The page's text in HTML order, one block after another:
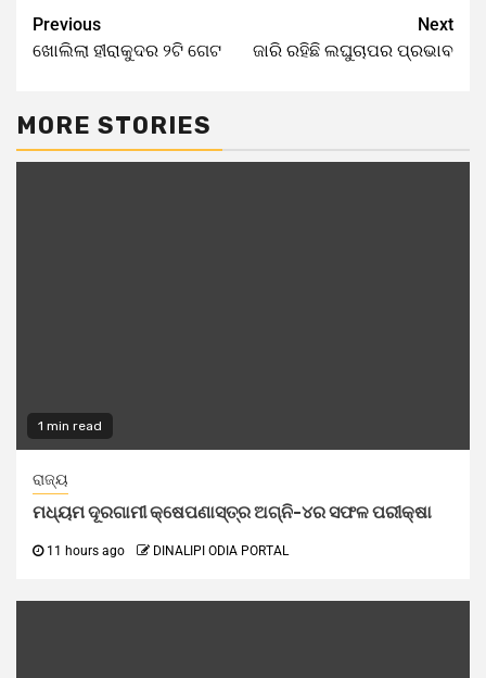
Previous
ଖୋଲିଲା ହୀରାକୁଦର ୨ଟି ଗେଟ
Next
ଜାରି ରହିଛି ଲଘୁଚାପର ପ୍ରଭାବ
MORE STORIES
1 min read
ରାଜ୍ୟ
ମଧ୍ୟମ ଦୂରଗାମୀ କ୍ଷେପଣାସ୍ତ୍ର ଅଗ୍ନି-୪ର ସଫଳ ପରୀକ୍ଷା
11 hours ago DINALIPI ODIA PORTAL